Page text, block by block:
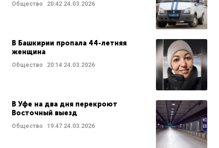
Общество 20:42 24.03.2026
В Башкирии пропала 44-летняя
женщина
Общество 20:14 24.03.2026
В Уфе на два дня перекроют
Восточный выезд
Общество 19:47 24.03.2026